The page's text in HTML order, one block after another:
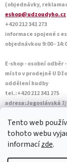
Tento web
tohoto webu
informacízde.
(objednávky,
eshop@udzoudyho.cz
+420 212 341 273
informace spojené s
objednávkou 9:00 -
E-shop - osobní odběr
místo v prodejně U
oddělení hudby
tel.:+420 212 341 275
adresa:Jugoslávská 7/
Sobota: 10:00 - 14:45